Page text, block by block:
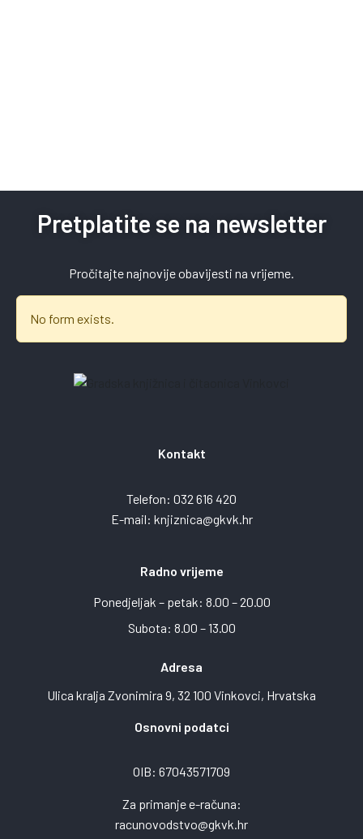
Pretplatite se na newsletter
Pročitajte najnovije obavijesti na vrijeme.
No form exists.
Kontakt
Telefon: 032 616 420
E-mail: knjiznica@gkvk.hr
Radno vrijeme
Ponedjeljak – petak: 8.00 – 20.00
Subota: 8.00 – 13.00
Adresa
Ulica kralja Zvonimira 9, 32 100 Vinkovci, Hrvatska
Osnovni podatci
OIB: 67043571709
Za primanje e-računa:
racunovodstvo@gkvk.hr